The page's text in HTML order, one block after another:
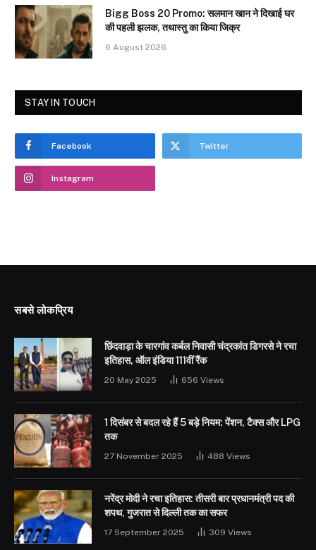
Bigg Boss 20 Promo: सलमान खान ने दिखाई घर
की पहली झलक, तथास्तु का किया जिक्र
6 August 2026
STAY IN TOUCH
Facebook Twitter
Instagram
सबसे लोकप्रिय
छिंदवाड़ा के चारगांव कर्बल निवासी चंद्रकांत डिगरसे ने रचा
इतिहास, ऑल इंडिया 111वीं रैंक
20 May 2025 656 Views
1 दिसंबर से बदल रहे हैं 5 बड़े नियम: पेंशन, टैक्स और LPG
तक
27 November 2025 488 Views
नरेंद्र मोदी ने रचा इतिहास: तीसरी बार प्रधानमंत्री पद की
शपथ, गुजरात से दिल्ली तक का सफर
17 September 2025 309 Views